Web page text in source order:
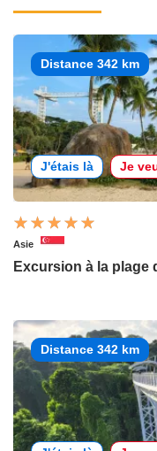
Distance 342 km
J'étais là Je
Asie
Excursion à la plage
Distance 342 km